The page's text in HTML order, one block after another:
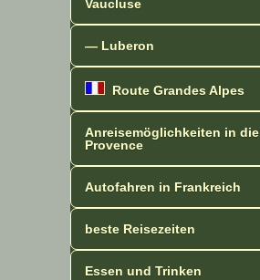
Vaucluse
— Luberon
Route Grandes Alpes
Anreisemöglichkeiten in die
Provence
Autofahren in Frankreich
beste Reisezeiten
Essen und Trinken